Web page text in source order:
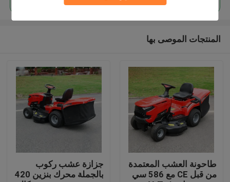
المنتجات الموصى بها
طاحونة العشب المعتمدة
من قبل CE مع 586 سي
جزازة عشب ركوب
بالجملة محرك بنزين 420